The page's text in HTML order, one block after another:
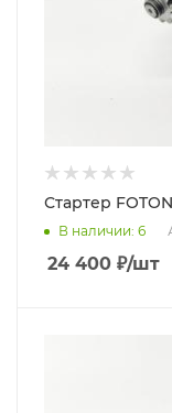
Стартер
В наличии: 6
24 400 ₽/шт